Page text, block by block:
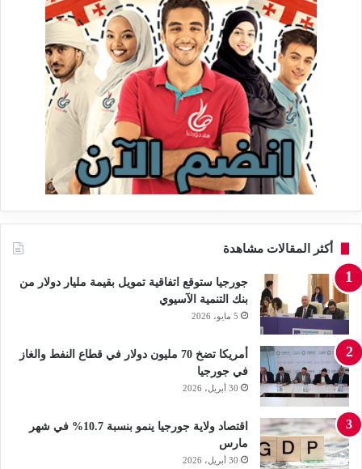
أكثر المقالات مشاهدة
جورجيا ستوقع اتفاقية تمويل بقيمة مليار دولار من
بنك التنمية الآسيوي
5 مايو، 2026
أمريكا تضخ 70 مليون دولار في قطاع النفط والغاز
في جورجيا
30 أبريل، 2026
اقتصاد ولاية جورجيا ينمو بنسبة 10.7% في شهر
مارس
30 أبريل، 2026